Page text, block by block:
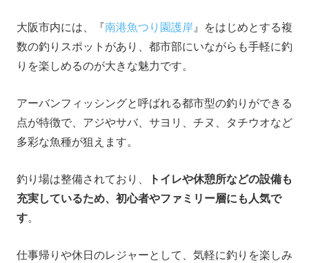
大阪市内には、『南港魚つり園護岸 』をはじめとする複
数の釣りスポットがあり、都市部にいながらも手軽に釣
りを楽しめるのが大きな魅力です。
アーバンフィッシングと呼ばれる都市型の釣りができる
点が特徴で、アジやサバ、サヨリ、チヌ、タチウオなど
多彩な魚種が狙えます。
釣り場は整備されており、
トイレや休憩所などの設備も
充実しているため、初心者やファミリー層にも人気で
す。
仕事帰りや休日のレジャーとして、気軽に釣りを楽しみ